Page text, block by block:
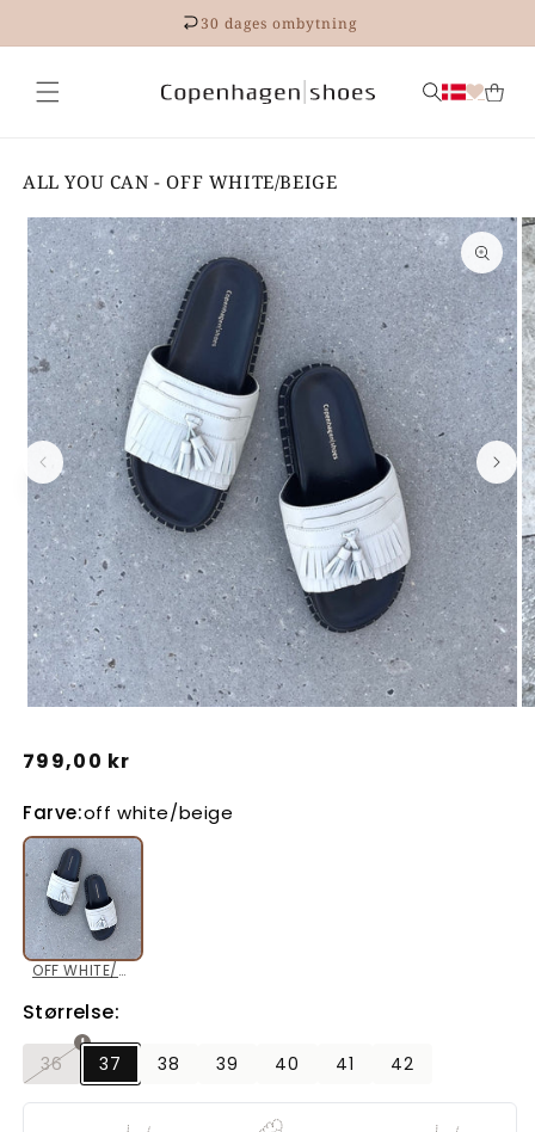
30 dages ombytning
ALL YOU CAN - OFF WHITE/BEIGE
til
1
modus
Normalpris
799,00 kr
Farve:off white/beige
OFF WHITE/BEIGE
Størrelse:
36
Varianten
37 38 39 40 41 42